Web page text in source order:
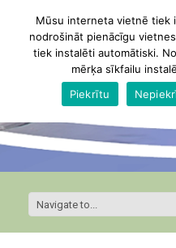
Mūsu interneta vietnē tiek
nodrošināt pienācīgu
tiek instalēti automātiski.
mērķa sīkfailu
Piekrītu